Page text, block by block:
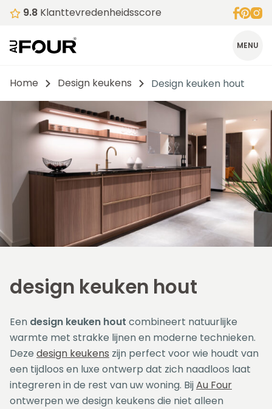
9.8 Klanttevredenheidsscore
MENU
Home Design keukens Design keuken hout
design keuken hout
Een design keuken hout combineert natuurlijke
warmte met strakke lijnen en moderne technieken.
Deze design keukens zijn perfect voor wie houdt van
een tijdloos en luxe ontwerp dat zich naadloos laat
integreren in de rest van uw woning. BijAu Four
ontwerpen we design keukens die niet alleen